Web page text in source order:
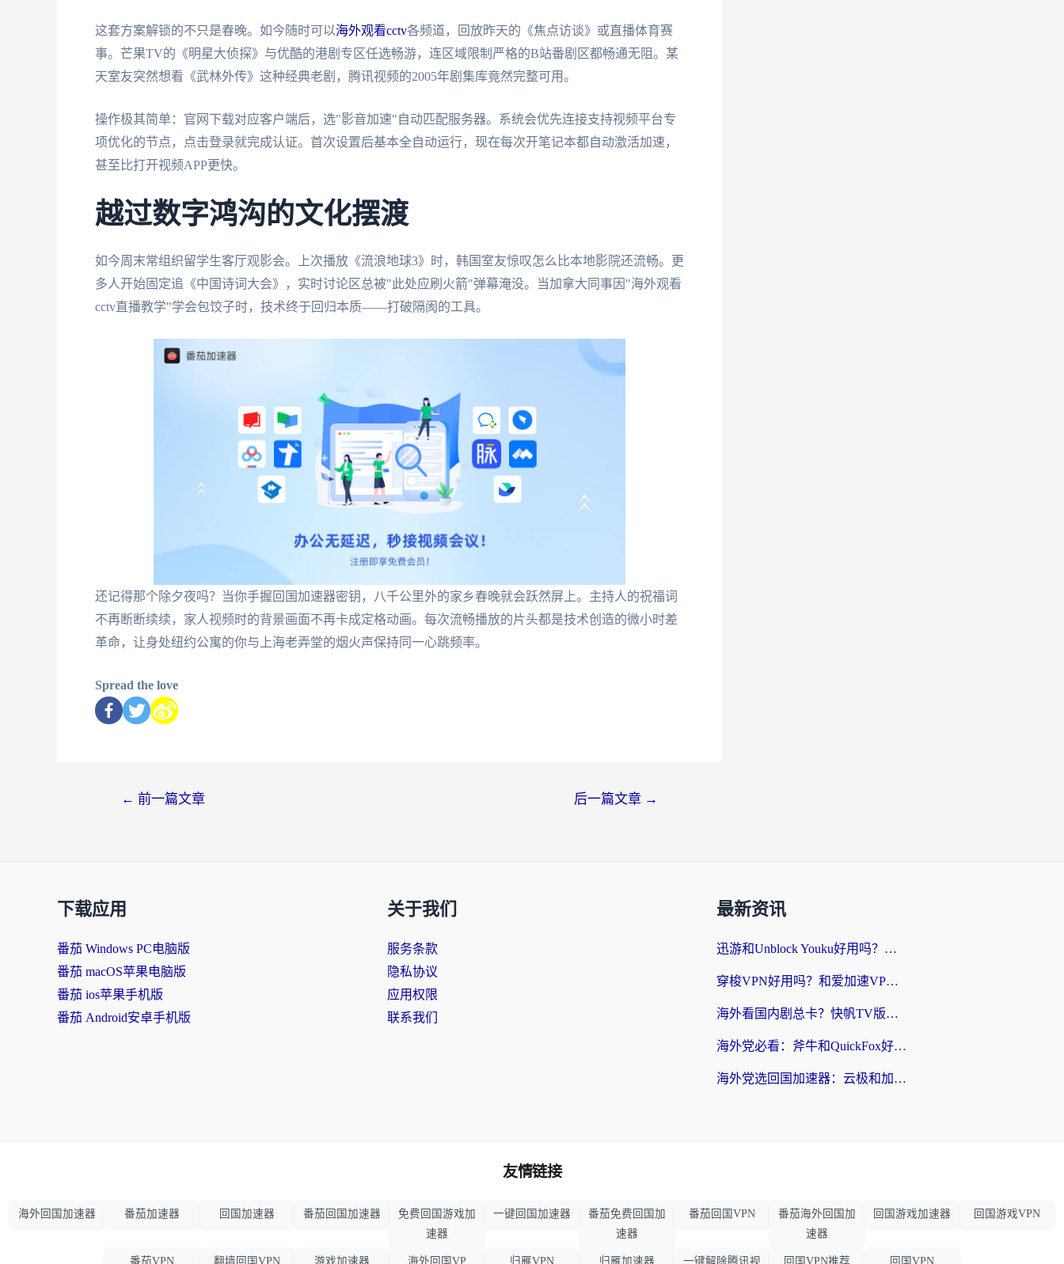
这套方案解锁的不只是春晚。如今随时可以海外观看cctv各频道，回放昨天的《焦点访谈》或直播体育赛
事。芒果TV的《明星大侦探》与优酷的港剧专区任选畅游，连区域限制严格的B站番剧区都畅通无阻。某
天室友突然想看《武林外传》这种经典老剧，腾讯视频的2005年剧集库竟然完整可用。
操作极其简单：官网下载对应客户端后，选"影音加速"自动匹配服务器。系统会优先连接支持视频平台专
项优化的节点，点击登录就完成认证。首次设置后基本全自动运行，现在每次开笔记本都自动激活加速，
甚至比打开视频APP更快。
越过数字鸿沟的文化摆渡
如今周末常组织留学生客厅观影会。上次播放《流浪地球3》时，韩国室友惊叹怎么比本地影院还流畅。更
多人开始固定追《中国诗词大会》，实时讨论区总被"此处应刷火箭"弹幕淹没。当加拿大同事因"海外观看
cctv直播教学"学会包饺子时，技术终于回归本质——打破隔阂的工具。
还记得那个除夕夜吗？当你手握回国加速器密钥，八千公里外的家乡春晚就会跃然屏上。主持人的祝福词
不再断断续续，家人视频时的背景画面不再卡成定格动画。每次流畅播放的片头都是技术创造的微小时差
革命，让身处纽约公寓的你与上海老弄堂的烟火声保持同一心跳频率。
Spread the love
← 前一篇文章 后一篇文章 →
下载应用
番茄 Windows PC电脑版
番茄 macOS苹果电脑版
番茄 ios苹果手机版
番茄 Android安卓手机版
关于我们
服务条款
隐私协议
应用权限
联系我们
最新资讯
迅游和Unblock Youku好用吗？海外党亲测：3个维度教你选对回国加速器
穿梭VPN好用吗？和爱加速VPN对比哪个回国效果更好？海外党必看的实用指南
海外看国内剧总卡？快帆TV版VPN好用吗？和海牛VPN对比哪个回国效果更好？
海外党必看：斧牛和QuickFox好用吗？3步选对回国加速器，无缝刷国内剧玩游戏
海外党选回国加速器：云极和加速喵哪个好？附3款热门工具实测对比
友情链接
海外回国加速器 番茄加速器 回国加速器 番茄回国加速器
免费回国游戏加
速器
一键回国加速器
番茄免费回国加
速器
番茄回国VPN
番茄海外回国加
速器
回国游戏加速器 回国游戏VPN
番茄VPN 翻墙回国VPN 游戏加速器 海外回国VP 归雁VPN 归雁加速器 一键解除腾讯视 回国VPN推荐 回国VPN